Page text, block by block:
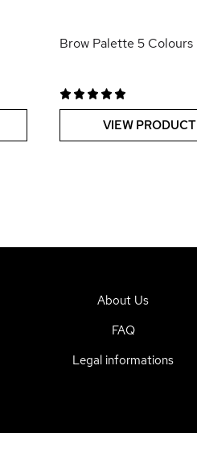
Brow Palette 5 Colours
VIEW PRODUCT
About Us
FAQ
Legal informations